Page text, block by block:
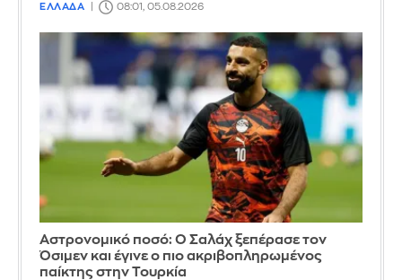
ΕΛΛΑΔΑ 08:01, 05.08.2026
Αστρονομικό ποσό: Ο Σαλάχ ξεπέρασε τον
Όσιμεν και έγινε ο πιο ακριβοπληρωμένος
παίκτης στην Τουρκία